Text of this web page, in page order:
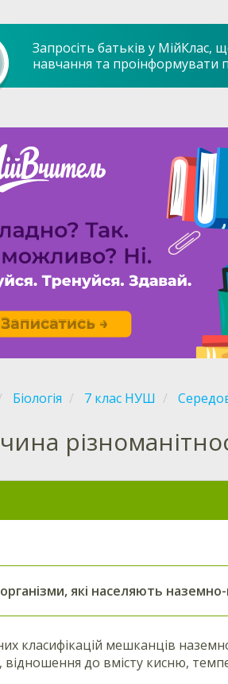
Запросіть батьків у МійКлас,
навчання та проінформувати
Біологія 7 клас НУШ
які населяють
класифікацій мешканців
до вмісту кисню,